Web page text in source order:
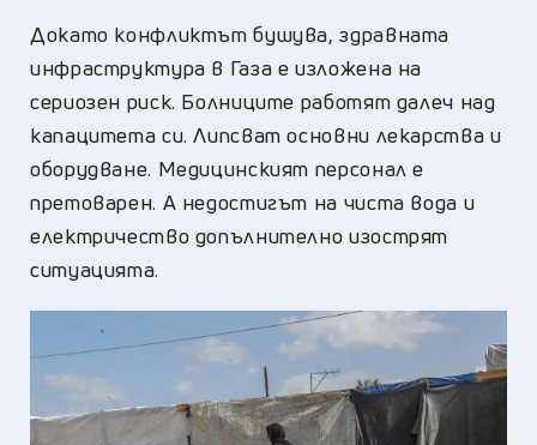
Докато конфликтът бушува, здравната
инфраструктура в Газа е изложена на
сериозен риск. Болниците работят далеч над
капацитета си. Липсват основни лекарства и
оборудване. Медицинският персонал е
претоварен. А недостигът на чиста вода и
електричество допълнително изострят
ситуацията.